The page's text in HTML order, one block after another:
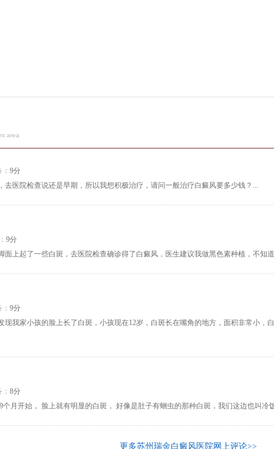
area
9分
去医院检查说还是早期，所以我想积极治疗，请问一般治疗白癜风要多少钱？...
9分
面上起了一些白斑，去医院检查确诊得了白癜风，医生建议我做黑色素种植，不知
9分
现我家小孩的脸上长了白斑，小孩现在12岁，白斑长在嘴角的地方，面积非常小
8分
个月开始， 脸上就有明显的白斑， 好像是肚子有蛔虫的那种白斑，我们这边也叫
更多苏州瑞金白癜风医院网上评论>>